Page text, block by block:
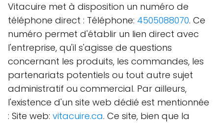
Vitacuire met à disposition un numéro de
téléphone direct : Téléphone: 4505088070. Ce
numéro permet d'établir un lien direct avec
l'entreprise, qu'il s'agisse de questions
concernant les produits, les commandes, les
partenariats potentiels ou tout autre sujet
administratif ou commercial. Par ailleurs,
l'existence d'un site web dédié est mentionnée
: Site web: vitacuire.ca. Ce site, bien que la